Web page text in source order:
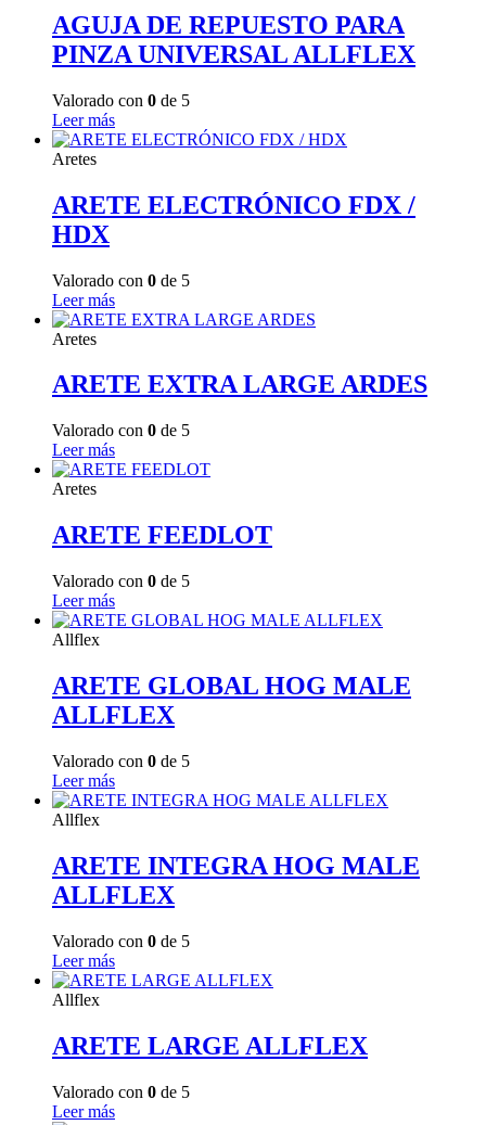
AGUJA DE REPUESTO PARA
PINZA UNIVERSAL ALLFLEX
Valorado con 0 de 5
Leer más
Aretes
ARETE ELECTRÓNICO FDX /
HDX
Valorado con 0 de 5
Leer más
Aretes
ARETE EXTRA LARGE ARDES
Valorado con 0 de 5
Leer más
Aretes
ARETE FEEDLOT
Valorado con 0 de 5
Leer más
Allflex
ARETE GLOBAL HOG MALE
ALLFLEX
Valorado con 0 de 5
Leer más
Allflex
ARETE INTEGRA HOG MALE
ALLFLEX
Valorado con 0 de 5
Leer más
Allflex
ARETE LARGE ALLFLEX
Valorado con 0 de 5
Leer más